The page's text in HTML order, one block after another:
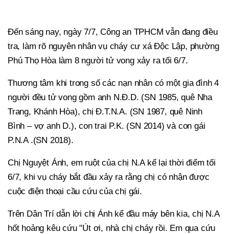
Đến sáng nay, ngày 7/7, Công an TPHCM vẫn đang điều
tra, làm rõ nguyên nhân vụ cháy cư xá Độc Lập, phường
Phú Thọ Hòa làm 8 người tử vong xảy ra tối 6/7.
Thương tâm khi trong số các nạn nhân có một gia đình 4
người đều tử vong gồm anh N.Đ.D. (SN 1985, quê Nha
Trang, Khánh Hòa), chị Đ.T.N.A. (SN 1987, quê Ninh
Bình – vợ anh D.), con trai P.K. (SN 2014) và con gái
P.N.A .(SN 2018).
Chị Nguyệt Ánh, em ruột của chị N.A kể lại thời điểm tối
6/7, khi vụ cháy bắt đầu xảy ra rằng chị có nhận được
cuộc điện thoại cầu cứu của chị gái.
Trên Dân Trí dẫn lời chị Ánh kể đầu máy bên kia, chị N.A
hốt hoảng kêu cứu "Út ơi, nhà chị cháy rồi. Em qua cứu